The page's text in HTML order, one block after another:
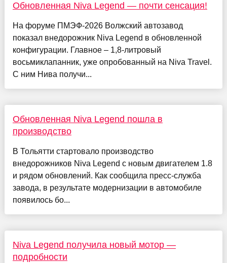
Обновленная Niva Legend — почти сенсация!
На форуме ПМЭФ-2026 Волжский автозавод
показал внедорожник Niva Legend в обновленной
конфигурации. Главное – 1,8-литровый
восьмиклапанник, уже опробованный на Niva Travel.
С ним Нива получи...
Обновленная Niva Legend пошла в
производство
В Тольятти стартовало производство
внедорожников Niva Legend с новым двигателем 1.8
и рядом обновлений. Как сообщила пресс-служба
завода, в результате модернизации в автомобиле
появилось бо...
Niva Legend получила новый мотор —
подробности